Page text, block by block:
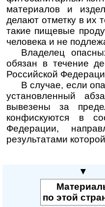
материалов и
делают отметку в их
такие пищевые
человека и не
Владелец
обязан в течение
Российской
В случае, если
установленный
вывезены за
конфискуются в
Федерации,
результатами
▼
по этой